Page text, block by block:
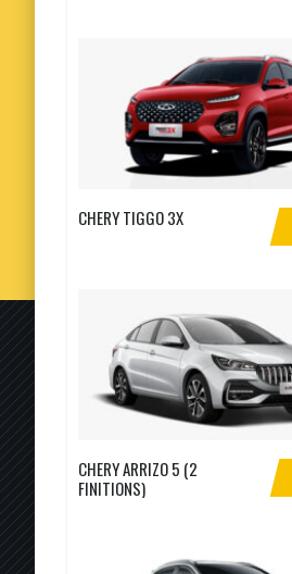
CHERY TIGGO 3X
CHERY ARRIZO 5 (2
FINITIONS)